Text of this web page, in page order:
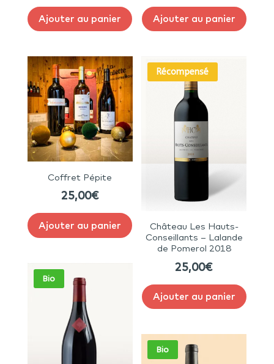
Ajouter au panier Ajouter au panier
Coffret Pépite
25,00€
Ajouter au panier
Récompensé
Château Les Hauts-
Conseillants – Lalande
de Pomerol 2018
25,00€
Ajouter au panier
Bio
Bio